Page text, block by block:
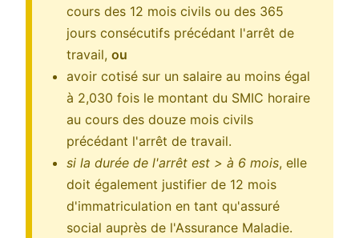
cours des 12 mois civils ou des 365
jours consécutifs précédant l'arrêt de
travail,ou
avoir cotisé sur un salaire au moins égal
à 2,030 fois le montant du SMIC horaire
au cours des douze mois civils
précédant l'arrêt de travail.
si la durée de l'arrêt est > à 6 mois, elle
doit également justifier de 12 mois
d'immatriculation en tant qu'assuré
social auprès de l'Assurance Maladie.